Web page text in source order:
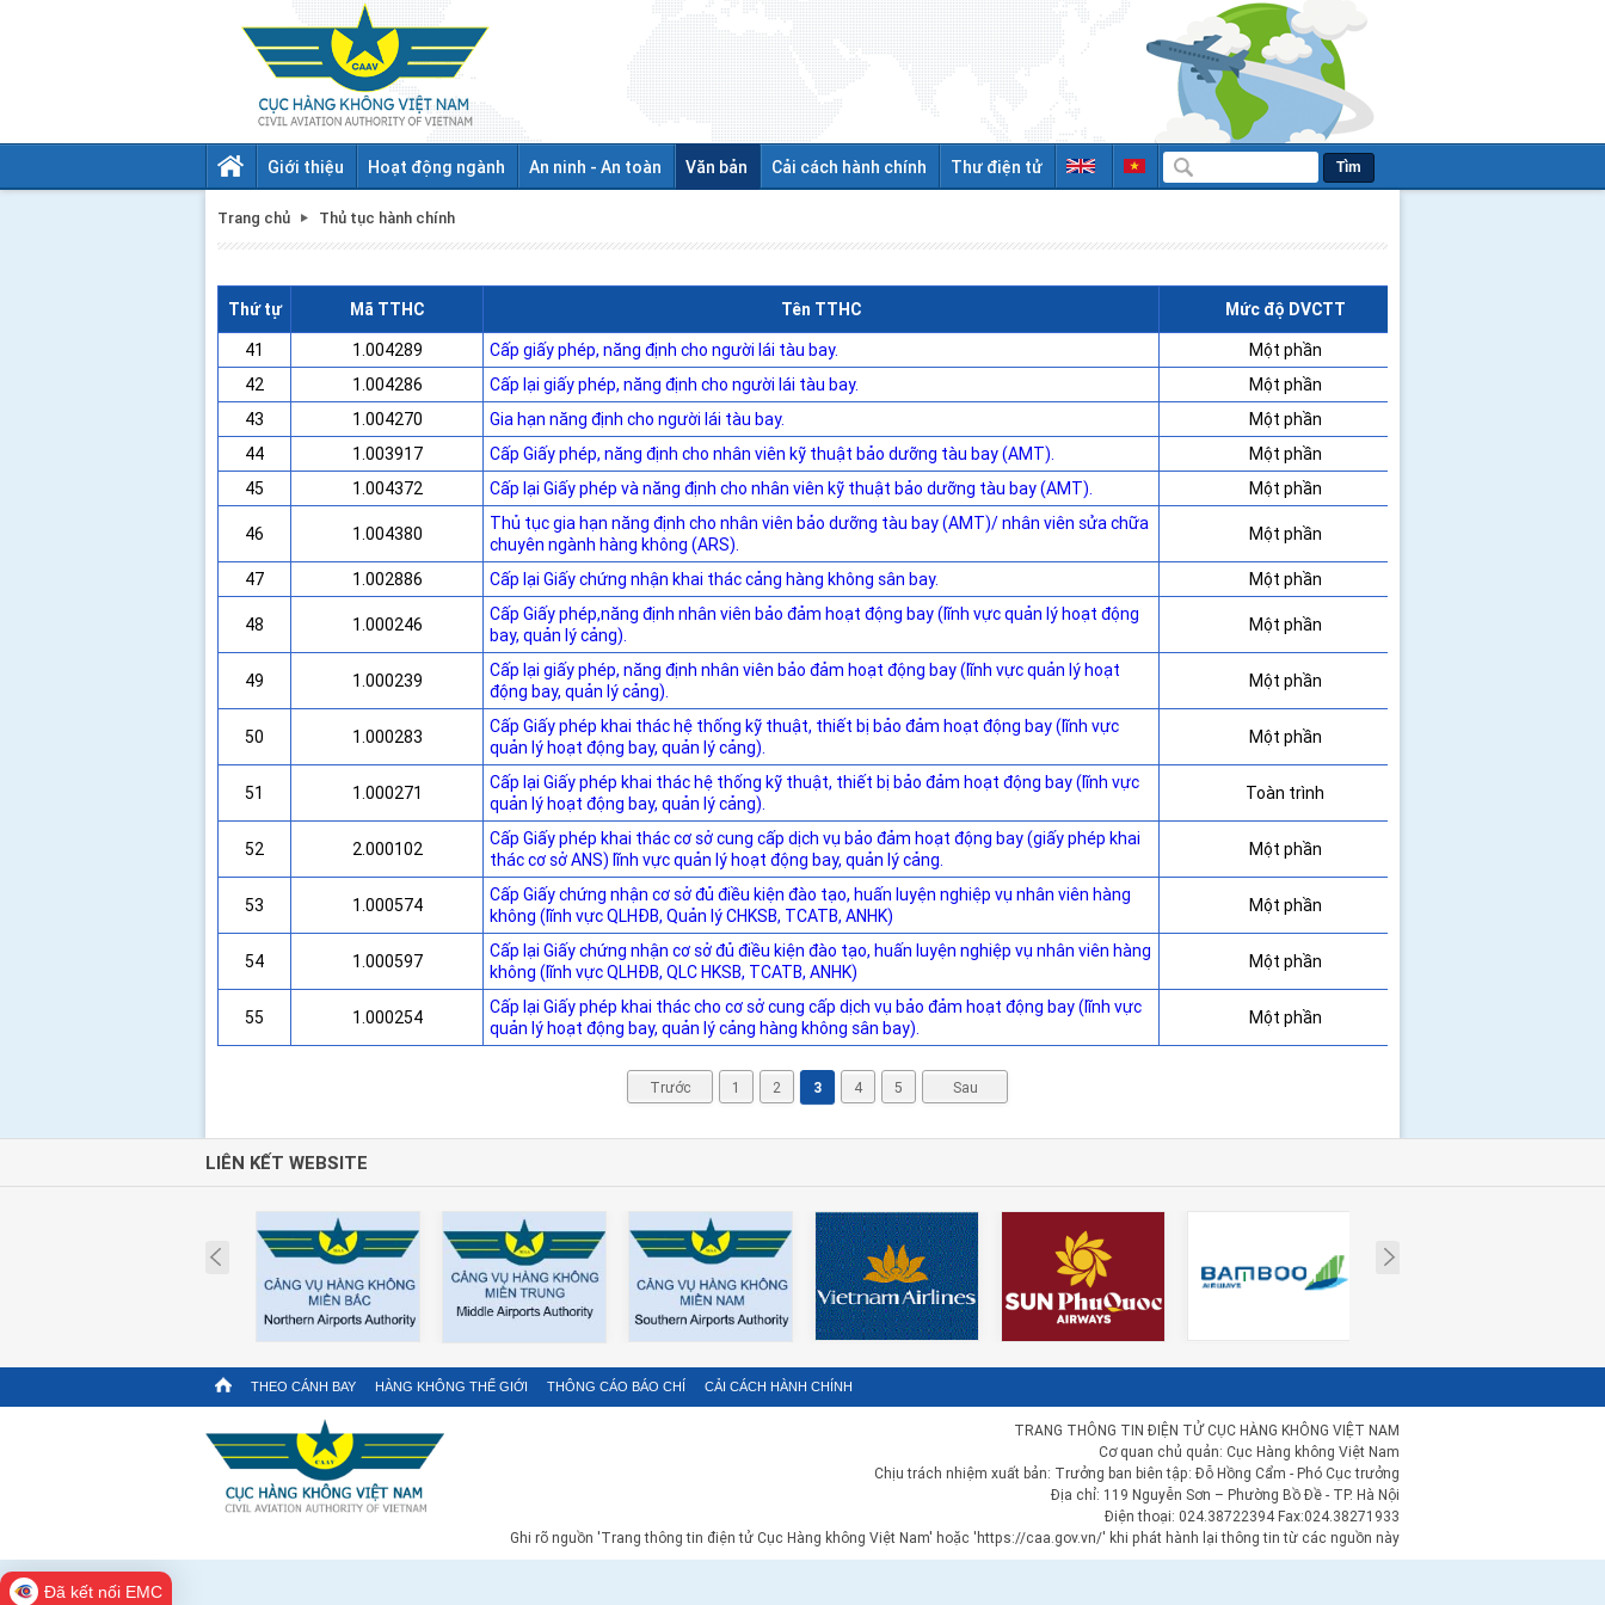
Giới thiệu Hoạt động ngành An ninh - An toàn Văn bản Cải cách hành chính Thư điện tử Tìm
Trang chủ Thủ tục hành chính
Thứ tự Mã TTHC Tên TTHC
Mức độ DVCTT
41
1.004289 Cấp giấy phép, năng định cho người lái tàu bay.
Một phần
42
1.004286 Cấp lại giấy phép, năng định cho người lái tàu bay.
Một phần
43
1.004270 Gia hạn năng định cho người lái tàu bay.
Một phần
44
1.003917 Cấp Giấy phép, năng định cho nhân viên kỹ thuật bảo dưỡng tàu bay (AMT).
Một phần
45
1.004372 Cấp lại Giấy phép và năng định cho nhân viên kỹ thuật bảo dưỡng tàu bay (AMT).
Một phần
46
1.004380
Thủ tục gia hạn năng định cho nhân viên bảo dưỡng tàu bay (AMT)/ nhân viên sửa chữa
chuyên ngành hàng không (ARS).
Một phần
47
1.002886 Cấp lại Giấy chứng nhận khai thác cảng hàng không sân bay.
Một phần
48
1.000246
Cấp Giấy phép,năng định nhân viên bảo đảm hoạt động bay (lĩnh vực quản lý hoạt động
bay, quản lý cảng).
Một phần
49 1.000239
Cấp lại giấy phép, năng định nhân viên bảo đảm hoạt động bay (lĩnh vực quản lý hoạt
động bay, quản lý cảng).
Một phần
50 1.000283
Cấp Giấy phép khai thác hệ thống kỹ thuật, thiết bị bảo đảm hoạt động bay (lĩnh vực
quản lý hoạt động bay, quản lý cảng).
Một phần
51 1.000271
Cấp lại Giấy phép khai thác hệ thống kỹ thuật, thiết bị bảo đảm hoạt động bay (lĩnh vực
quản lý hoạt động bay, quản lý cảng).
Toàn trình
52 2.000102
Cấp Giấy phép khai thác cơ sở cung cấp dịch vụ bảo đảm hoạt động bay (giấy phép khai
thác cơ sở ANS) lĩnh vực quản lý hoạt động bay, quản lý cảng.
Một phần
53 1.000574
Cấp Giấy chứng nhận cơ sở đủ điều kiện đào tạo, huấn luyện nghiệp vụ nhân viên hàng
không (lĩnh vực QLHĐB, Quản lý CHKSB, TCATB, ANHK)
Một phần
54 1.000597
Cấp lại Giấy chứng nhận cơ sở đủ điều kiện đào tạo, huấn luyện nghiệp vụ nhân viên hàng
không (lĩnh vực QLHĐB, QLC HKSB, TCATB, ANHK)
Một phần
55 1.000254
Cấp lại Giấy phép khai thác cho cơ sở cung cấp dịch vụ bảo đảm hoạt động bay (lĩnh vực
quản lý hoạt động bay, quản lý cảng hàng không sân bay).
Một phần
Trước 1 2 3 4 5 Sau
LIÊN KẾT WEBSITE
Prev
THEO CÁNH BAY HÀNG KHÔNG THẾ GIỚI THÔNG CÁO BÁO CHÍ CẢI CÁCH HÀNH CHÍNH
TRANG THÔNG TIN ĐIỆN TỬ CỤC HÀNG KHÔNG VIỆT NAM
Cơ quan chủ quản: Cục Hàng không Việt Nam
Chịu trách nhiệm xuất bản: Trưởng ban biên tập: Đỗ Hồng Cẩm - Phó Cục trưởng
Địa chỉ: 119 Nguyễn Sơn – Phường Bồ Đề - TP. Hà Nội
Điện thoại: 024.38722394 Fax:024.38271933
Ghi rõ nguồn 'Trang thông tin điện tử Cục Hàng không Việt Nam' hoặc 'https://caa.gov.vn/' khi phát hành lại thông tin từ các nguồn này
Đã kết nối EMC